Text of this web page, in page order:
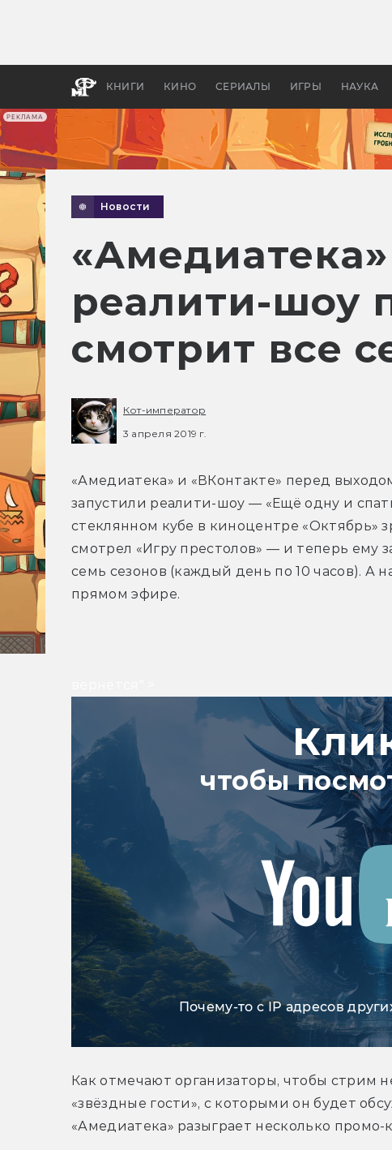
РЕКЛАМА
КНИГИ КИНО СЕРИАЛЫ ИГРЫ НАУКА
бы
Новости
реалити-шоу
смотрит все
Кот-император
3 апреля 2019 г.
«Амедиатека» и «ВКонтакте» перед
запустили реалити-шоу — «Ещё одну и
стеклянном кубе в киноцентре «Октябрь»
смотрел «Игру престолов» — и теперь ему
семь сезонов (каждый день по 10 часов). А
прямом эфире.
чтобы
Почему-то с IP адресов
Как отмечают организаторы, чтобы стрим
«звёздные гости», с которыми он будет
«Амедиатека» разыграет несколько промо-